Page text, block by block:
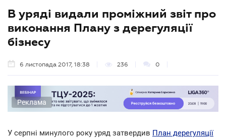
В уряді видали проміжний звіт про
виконання Плану з дерегуляції
бізнесу
6 листопада 2017, 18:38 236 0
Реклама
У серпні минулого року уряд затвердив План дерегуляції